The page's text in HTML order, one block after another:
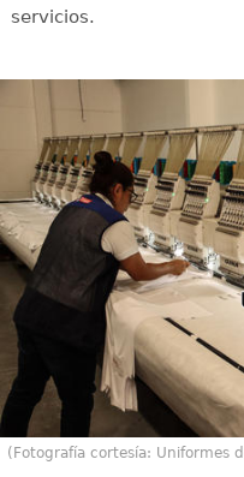
servicios.
(Fotografía cortesía: Uniformes